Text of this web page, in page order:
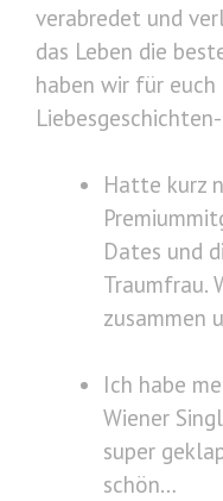
verabredet und
das Leben die
haben wir für euch
Hatte kurz
Dates und
Traumfrau.
zusammen
Ich habe
Wiener
super
schön…